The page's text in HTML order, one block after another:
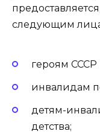
следующим
героям
инвалидам
детям-
детства;